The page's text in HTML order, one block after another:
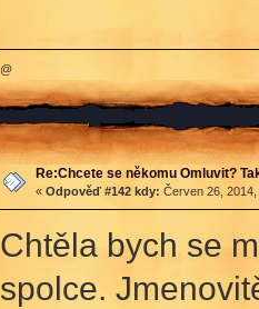
@
Re:Chcete se někomu Omluvit?
« Odpověď #142 kdy: Červen 26,
Chtěla bych se
spolce.